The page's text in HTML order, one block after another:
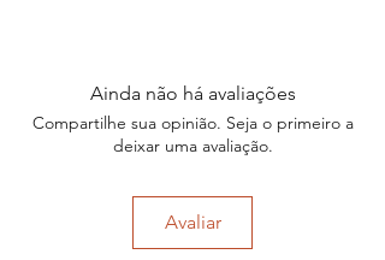
Ainda não há avaliações
Compartilhe sua opinião. Seja o primeiro a
deixar uma avaliação.
Avaliar